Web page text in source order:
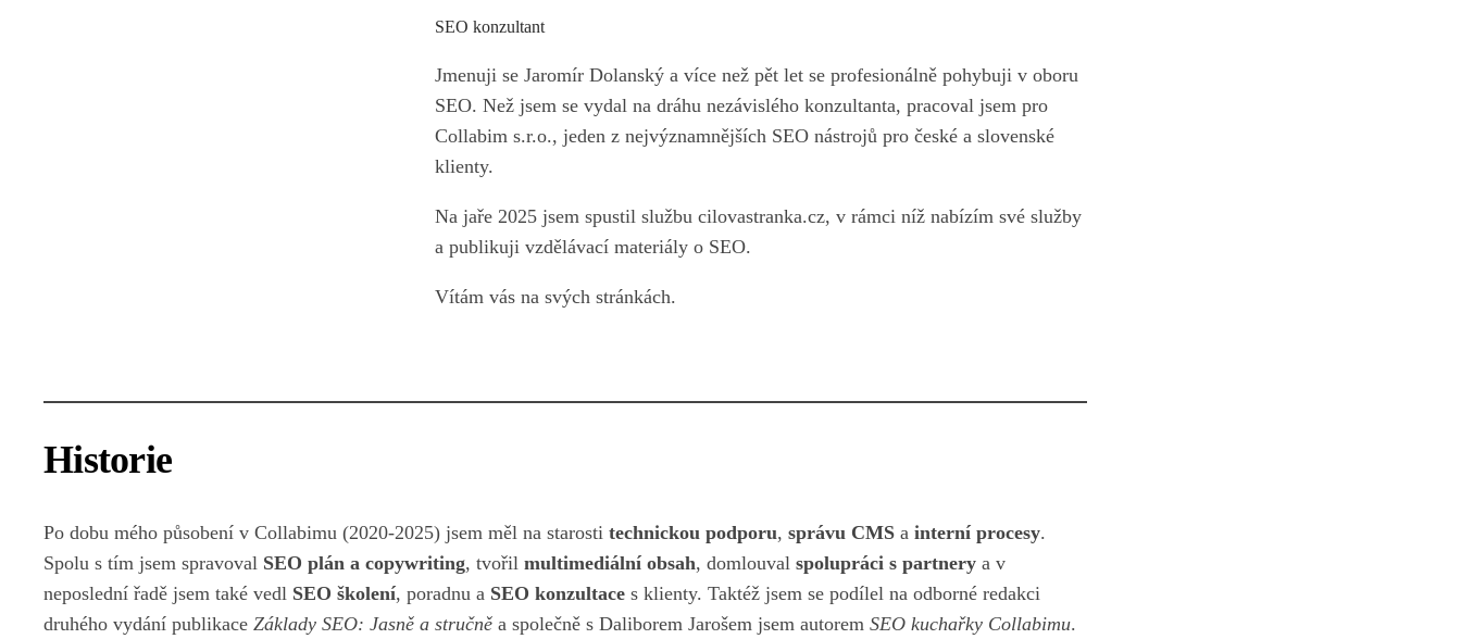
SEO konzultant
Jmenuji se Jaromír Dolanský a více než pět let se profesionálně pohybuji v oboru
SEO. Než jsem se vydal na dráhu nezávislého konzultanta, pracoval jsem pro
Collabim s.r.o., jeden z nejvýznamnějších SEO nástrojů pro české a slovenské
klienty.
Na jaře 2025 jsem spustil službu cilovastranka.cz, v rámci níž nabízím své služby
a publikuji vzdělávací materiály o SEO.
Vítám vás na svých stránkách.
Historie
Po dobu mého působení v Collabimu (2020-2025) jsem měl na starosti technickou podporu, správu CMS a interní procesy.
Spolu s tím jsem spravoval SEO plán a copywriting, tvořil multimediální obsah, domlouval spolupráci s partnery a v
neposlední řadě jsem také vedl SEO školení, poradnu a SEO konzultace s klienty. Taktéž jsem se podílel na odborné redakci
druhého vydání publikace Základy SEO: Jasně a stručně a společně s Daliborem Jarošem jsem autorem SEO kuchařky Collabimu.